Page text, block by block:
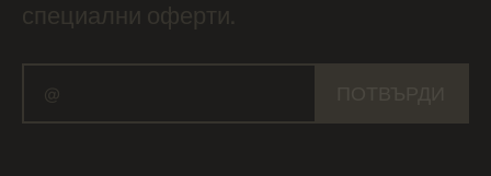
специални оферти.